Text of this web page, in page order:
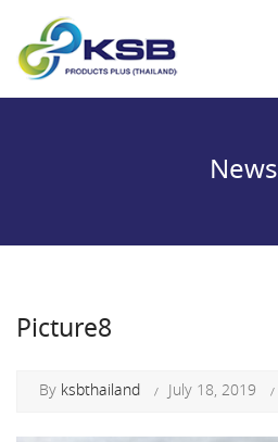
News
Picture8
By ksbthailand July 18, 2019